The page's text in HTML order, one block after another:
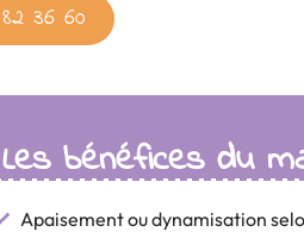
36 60
Les bénéfices du
Apaisement ou dynamisation